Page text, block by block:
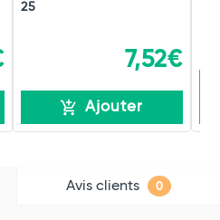
25
7,52€
Ajouter
Avis clients 0